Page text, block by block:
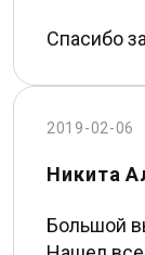
Спасибо
2019-02-06
Никита
Большой